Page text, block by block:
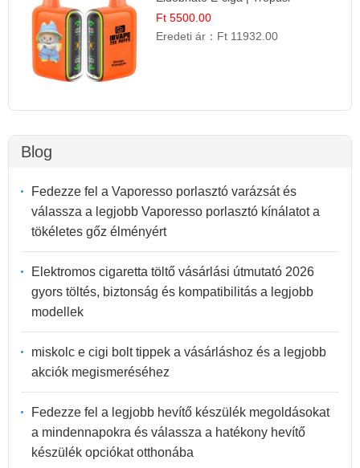
Gyümölcs Élmény!
Ft 5500.00
Eredeti ár： Ft 11932.00
Blog
Fedezze fel a Vaporesso porlasztó varázsát és
válassza a legjobb Vaporesso porlasztó kínálatot a
tökéletes gőz élményért
Elektromos cigaretta töltő vásárlási útmutató 2026
gyors töltés, biztonság és kompatibilitás a legjobb
modellek
miskolc e cigi bolt tippek a vásárláshoz és a legjobb
akciók megismeréséhez
Fedezze fel a legjobb hevítő készülék megoldásokat
a mindennapokra és válassza a hatékony hevítő
készülék opciókat otthonába